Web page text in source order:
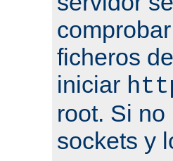
ficheros
iniciar
root. Si
sockets y